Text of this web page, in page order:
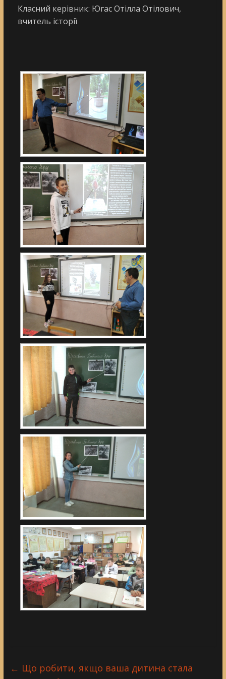
Класний керівник: Югас Отілла Отілович,
вчитель історії
← Що робити, якщо ваша дитина стала